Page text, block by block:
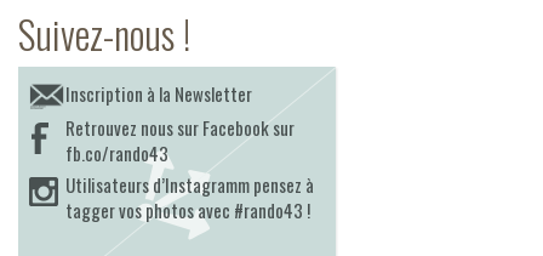
Suivez-nous !
Inscription à la Newsletter
Retrouvez nous sur Facebook sur
fb.co/rando43
Utilisateurs d’Instagramm pensez à
tagger vos photos avec #rando43 !